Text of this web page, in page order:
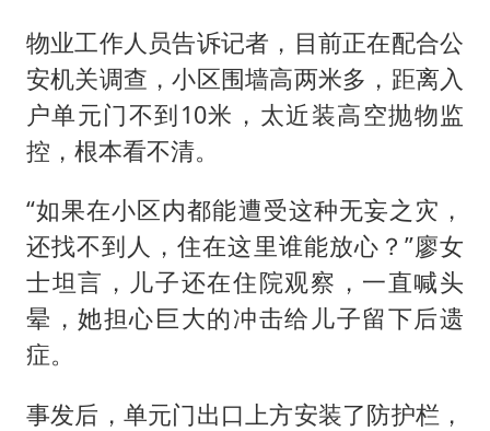
物业工作人员告诉记者，目前正在配合公
安机关调查，小区围墙高两米多，距离入
户单元门不到10米，太近装高空抛物监
控，根本看不清。
“如果在小区内都能遭受这种无妄之灾，
还找不到人，住在这里谁能放心？”廖女
士坦言，儿子还在住院观察，一直喊头
晕，她担心巨大的冲击给儿子留下后遗
症。
事发后，单元门出口上方安装了防护栏，